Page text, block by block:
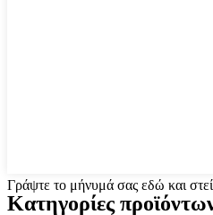
Γράψτε το μήνυμά σας εδώ και
Κατηγορίες